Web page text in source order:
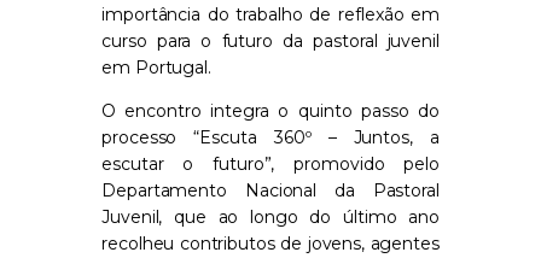
importância do trabalho de reflexão em
curso para o futuro da pastoral juvenil
em Portugal.
O encontro integra o quinto passo do
processo “Escuta 360º – Juntos, a
escutar o futuro”, promovido pelo
Departamento Nacional da Pastoral
Juvenil, que ao longo do último ano
recolheu contributos de jovens, agentes